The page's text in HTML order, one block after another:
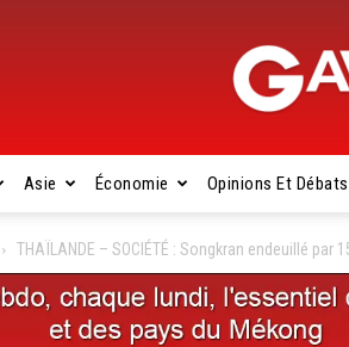
Asie Économie Opinions Et Débats
THAÏLANDE – SOCIÉTÉ : Songkran endeuillé par